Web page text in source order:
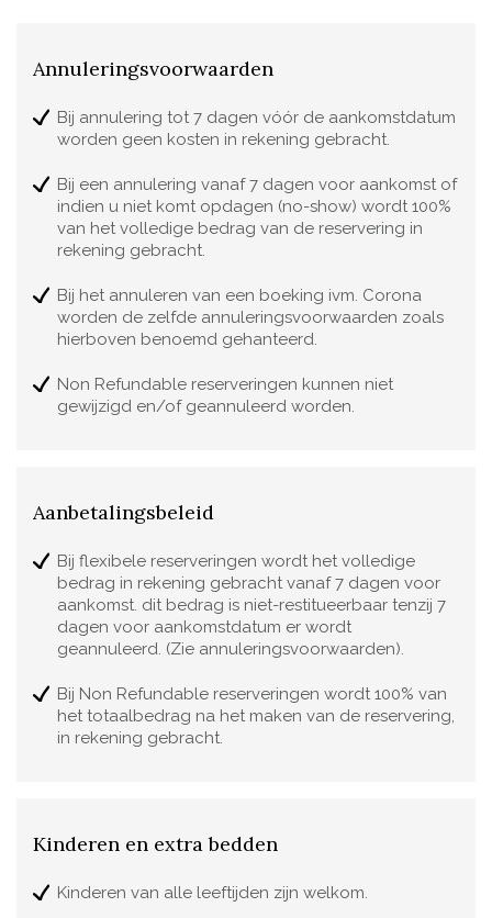
Annuleringsvoorwaarden
Bij annulering tot 7 dagen vóór de aankomstdatum
worden geen kosten in rekening gebracht.
Bij een annulering vanaf 7 dagen voor aankomst of
indien u niet komt opdagen (no-show) wordt 100%
van het volledige bedrag van de reservering in
rekening gebracht.
Bij het annuleren van een boeking ivm. Corona
worden de zelfde annuleringsvoorwaarden zoals
hierboven benoemd gehanteerd.
Non Refundable reserveringen kunnen niet
gewijzigd en/of geannuleerd worden.
Aanbetalingsbeleid
Bij flexibele reserveringen wordt het volledige
bedrag in rekening gebracht vanaf 7 dagen voor
aankomst. dit bedrag is niet-restitueerbaar tenzij 7
dagen voor aankomstdatum er wordt
geannuleerd. (Zie annuleringsvoorwaarden).
Bij Non Refundable reserveringen wordt 100% van
het totaalbedrag na het maken van de reservering,
in rekening gebracht.
Kinderen en extra bedden
Kinderen van alle leeftijden zijn welkom.